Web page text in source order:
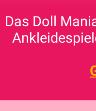
Das Doll